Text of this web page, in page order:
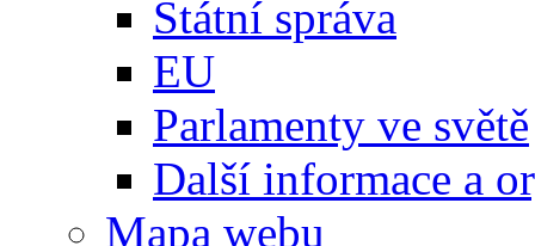
Státní správa
EU
Parlamenty ve světě
Další informace a
Mapa webu